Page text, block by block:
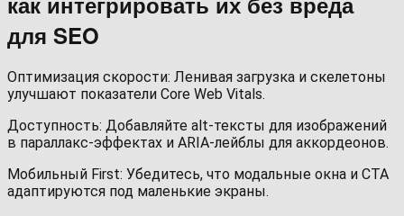
для SEO
Оптимизация скорости: Ленивая загрузка и скелетоны
улучшают показатели Core Web Vitals.
Доступность: Добавляйте alt-тексты для изображений
в параллакс-эффектах и ARIA-лейблы для аккордеонов.
Мобильный First: Убедитесь, что модальные окна и CTA
адаптируются под маленькие экраны.